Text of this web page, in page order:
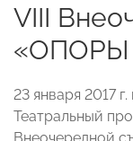
VIII
23 января 2017
Театральный